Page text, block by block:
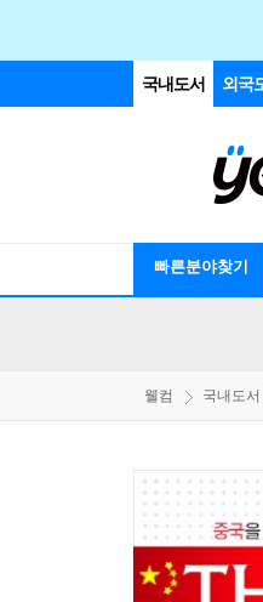
국내도서 외국
빠른분야찾기
웰컴 국내도서